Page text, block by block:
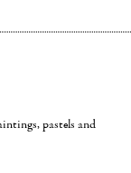
pastels and